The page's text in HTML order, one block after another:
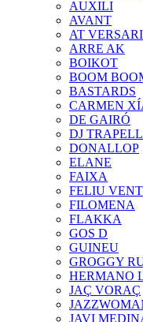
AUXILI
AVANT
AT
ARRE AK
BOIKOT
BOOM
BASTARDS
CARMEN
DE GAIRÓ
DJ
DONALLOP
ELANE
FAIXA
FELIU
FILOMENA
FLAKKA
GOS D
GUINEU
GROGGY
HERMANO
JAÇ VORAÇ
JAVI